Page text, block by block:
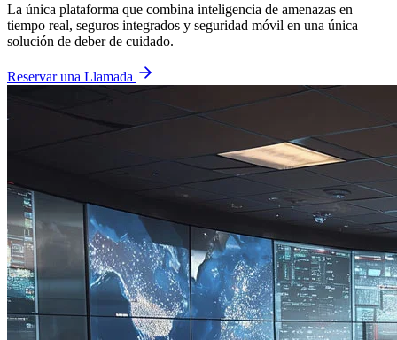
La única plataforma que combina inteligencia de amenazas en
tiempo real, seguros integrados y seguridad móvil en una única
solución de deber de cuidado.
Reservar una Llamada